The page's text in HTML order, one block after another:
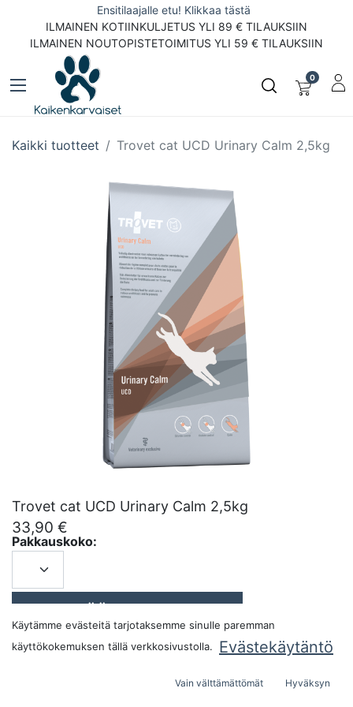
Ensitilaajalle etu! Klikkaa tästä
ILMAINEN KOTIINKULJETUS YLI 89 € TILAUKSIIN
ILMAINEN NOUTOPISTETOIMITUS YLI 59 € TILAUKSIIN
0
Kaikki tuotteet Trovet cat UCD Urinary Calm 2,5kg
Trovet cat UCD Urinary Calm 2,5kg
33,90 €
Pakkauskoko:
Käytämme evästeitä tarjotaksemme sinulle paremman
käyttökokemuksen tällä verkkosivustolla.
Evästekäytäntö
Vain välttämättömät Hyväksyn